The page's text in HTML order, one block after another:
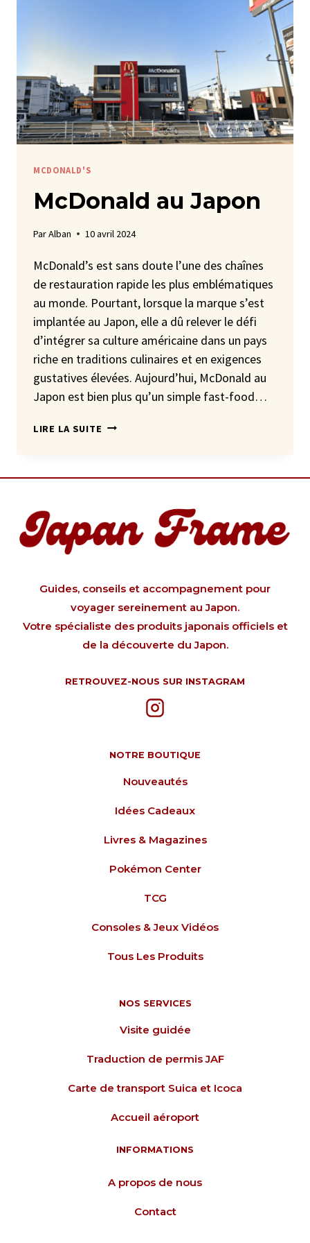
MCDONALD'S
McDonald au Japon
ParAlban 10 avril 2024
McDonald’s est sans doute l’une des chaînes
de restauration rapide les plus emblématiques
au monde. Pourtant, lorsque la marque s’est
implantée au Japon, elle a dû relever le défi
d’intégrer sa culture américaine dans un pays
riche en traditions culinaires et en exigences
gustatives élevées. Aujourd’hui, McDonald au
Japon est bien plus qu’un simple fast-food…
LIRE LA SUITE MCDONALD
Guides, conseils et accompagnement pour
voyager sereinement au Japon.
Votre spécialiste des produits japonais officiels et
de la découverte du Japon.
RETROUVEZ-NOUS SUR INSTAGRAM
NOTRE BOUTIQUE
Nouveautés
Idées Cadeaux
Livres & Magazines
Pokémon Center
TCG
Consoles & Jeux Vidéos
Tous Les Produits
NOS SERVICES
Visite guidée
Traduction de permis JAF
Carte de transport Suica et Icoca
Accueil aéroport
INFORMATIONS
A propos de nous
Contact